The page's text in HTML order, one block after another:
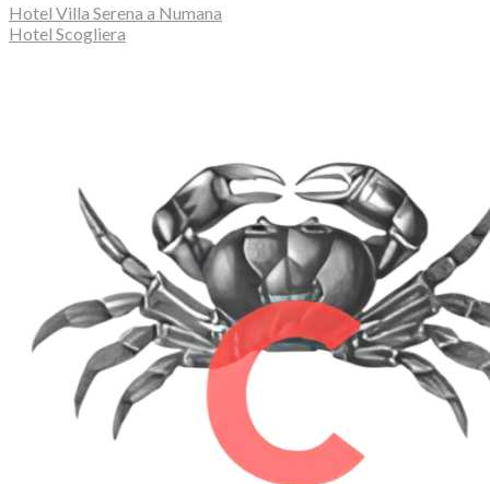
Hotel Villa Serena a Numana
Hotel Scogliera